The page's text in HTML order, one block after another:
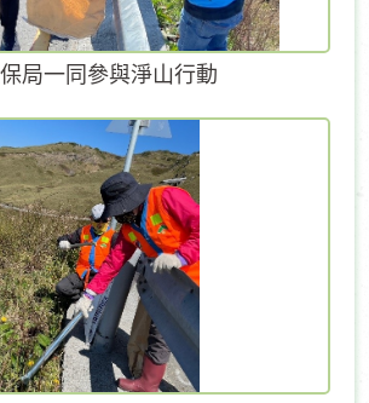
局一同參與淨山行動